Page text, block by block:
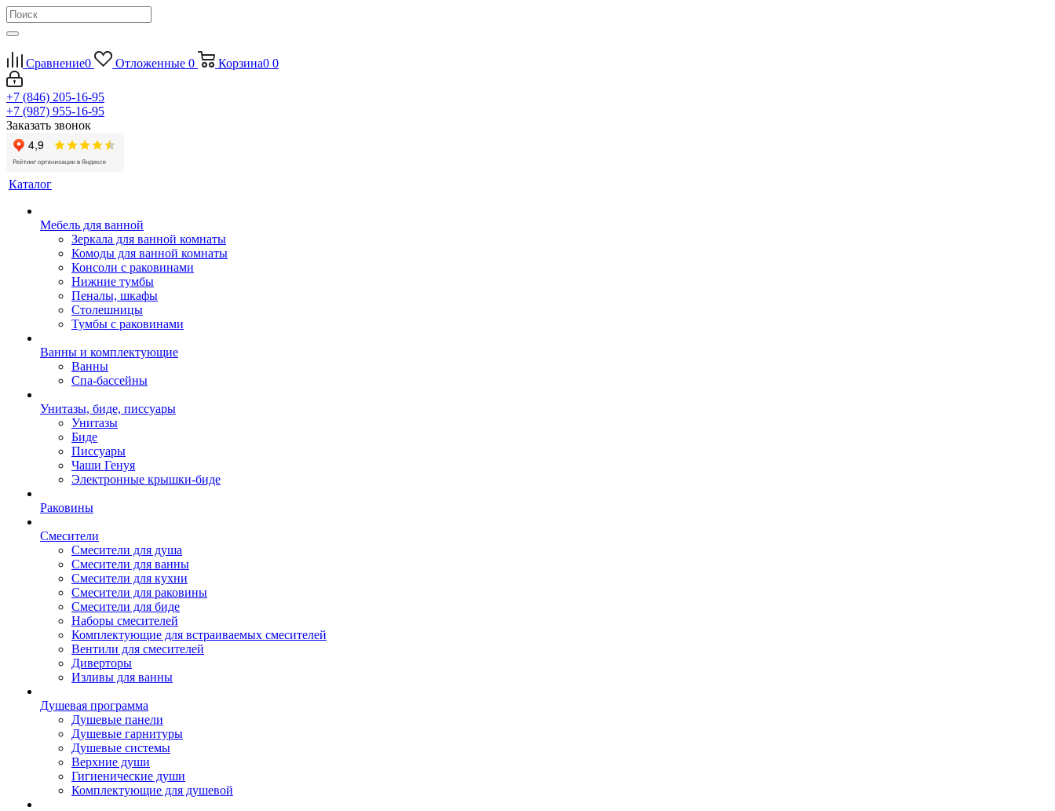
Сравнение0 Отложенные 0 Корзина0 0
+7 (846) 205-16-95
+7 (987) 955-16-95
Заказать звонок
Каталог
Мебель для ванной
Зеркала для ванной комнаты
Комоды для ванной комнаты
Консоли с раковинами
Нижние тумбы
Пеналы, шкафы
Столешницы
Тумбы с раковинами
Ванны и комплектующие
Ванны
Спа-бассейны
Унитазы, биде, писсуары
Унитазы
Биде
Писсуары
Чаши Генуя
Электронные крышки-биде
Раковины
Смесители
Смесители для душа
Смесители для ванны
Смесители для кухни
Смесители для раковины
Смесители для биде
Наборы смесителей
Комплектующие для встраиваемых смесителей
Вентили для смесителей
Диверторы
Изливы для ванны
Душевая программа
Душевые панели
Душевые гарнитуры
Душевые системы
Верхние души
Гигиенические души
Комплектующие для душевой